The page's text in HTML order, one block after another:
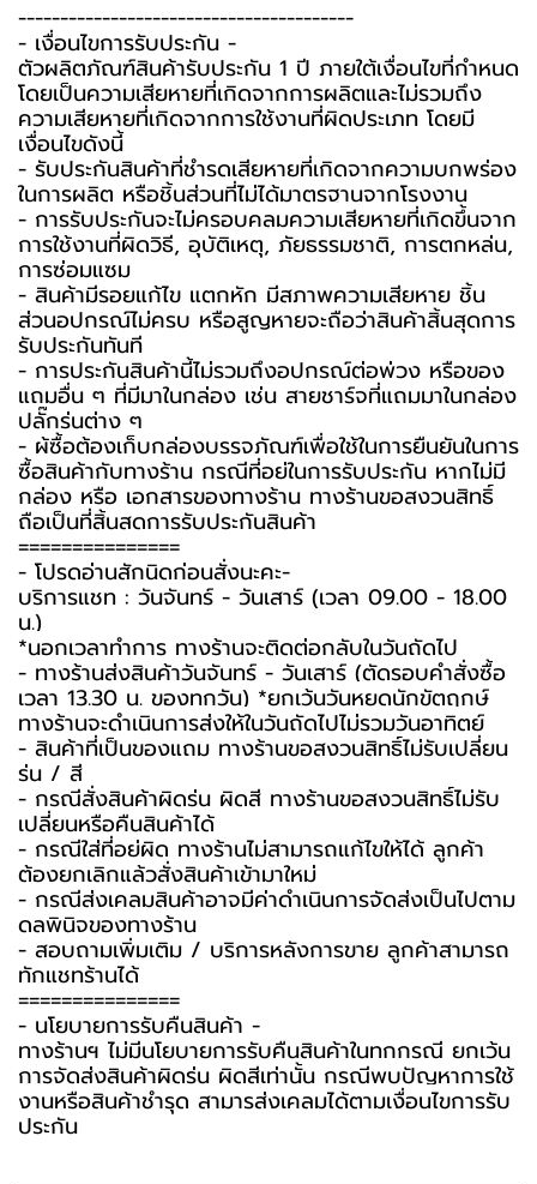
----------------------------------------
-️ เงื่อนไขการรับประกัน -️
ตัวผลิตภัณฑ์สินค้ารับประกัน 1 ปี ภายใต้เงื่อนไขที่กำหนด
โดยเป็นความเสียหายที่เกิดจากการผลิตและไม่รวมถึง
ความเสียหายที่เกิดจากการใช้งานที่ผิดประเภท โดยมี
เงื่อนไขดังนี้
- รับประกันสินค้าที่ชำรุดเสียหายที่เกิดจากความบกพร่อง
ในการผลิต หรือชิ้นส่วนที่ไม่ได้มาตรฐานจากโรงงาน
- การรับประกันจะไม่ครอบคลุมความเสียหายที่เกิดขึ้นจาก
การใช้งานที่ผิดวิธี, อุบัติเหตุ, ภัยธรรมชาติ, การตกหล่น,
การซ่อมแซม
- สินค้ามีรอยแก้ไข แตกหัก มีสภาพความเสียหาย ชิ้น
ส่วนอุปกรณ์ไม่ครบ หรือสูญหายจะถือว่าสินค้าสิ้นสุดการ
รับประกันทันที
- การประกันสินค้านี้ไม่รวมถึงอุปกรณ์ต่อพ่วง หรือของ
แถมอื่น ๆ ที่มีมาในกล่อง เช่น สายชาร์จที่แถมมาในกล่อง
ปลั๊กรุ่นต่าง ๆ
-️ ผู้ซื้อต้องเก็บกล่องบรรจุภัณฑ์เพื่อใช้ในการยืนยันในการ
ซื้อสินค้ากับทางร้าน กรณีที่อยู่ในการรับประกัน หากไม่มี
กล่อง หรือ เอกสารของทางร้าน ทางร้านขอสงวนสิทธิ์
ถือเป็นที่สิ้นสุดการรับประกันสินค้า
===============
-️ โปรดอ่านสักนิดก่อนสั่งนะคะ-️
บริการแชท : วันจันทร์ - วันเสาร์ (เวลา 09.00 - 18.00
น.)
*นอกเวลาทำการ ทางร้านจะติดต่อกลับในวันถัดไป
- ทางร้านส่งสินค้าวันจันทร์ - วันเสาร์ (ตัดรอบคำสั่งซื้อ
เวลา 13.30 น. ของทุกวัน) *ยกเว้นวันหยุดนักขัตฤกษ์
ทางร้านจะดำเนินการส่งให้ในวันถัดไปไม่รวมวันอาทิตย์
- สินค้าที่เป็นของแถม ทางร้านขอสงวนสิทธิ์ไม่รับเปลี่ยน
รุ่น / สี
- กรณีสั่งสินค้าผิดรุ่น ผิดสี ทางร้านขอสงวนสิทธิ์ไม่รับ
เปลี่ยนหรือคืนสินค้าได้
- กรณีใส่ที่อยู่ผิด ทางร้านไม่สามารถแก้ไขให้ได้ ลูกค้า
ต้องยกเลิกแล้วสั่งสินค้าเข้ามาใหม่
- กรณีส่งเคลมสินค้าอาจมีค่าดำเนินการจัดส่งเป็นไปตาม
ดุลพินิจของทางร้าน
- สอบถามเพิ่มเติม / บริการหลังการขาย ลูกค้าสามารถ
ทักแชทร้านได้
===============
-️ นโยบายการรับคืนสินค้า -️
ทางร้านฯ ไม่มีนโยบายการรับคืนสินค้าในทุกกรณี ยกเว้น
การจัดส่งสินค้าผิดรุ่น ผิดสีเท่านั้น กรณีพบปัญหาการใช้
งานหรือสินค้าชำรุด สามารส่งเคลมได้ตามเงื่อนไขการรับ
ประกัน